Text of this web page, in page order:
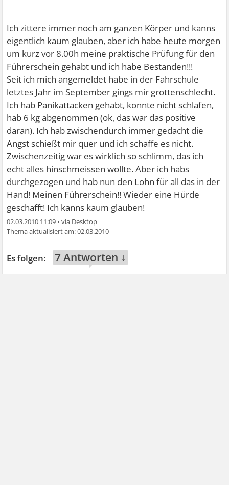
Ich zittere immer noch am ganzen Körper und kanns
eigentlich kaum glauben, aber ich habe heute morgen
um kurz vor 8.00h meine praktische Prüfung für den
Führerschein gehabt und ich habe Bestanden!!!
Seit ich mich angemeldet habe in der Fahrschule
letztes Jahr im September gings mir grottenschlecht.
Ich hab Panikattacken gehabt, konnte nicht schlafen,
hab 6 kg abgenommen (ok, das war das positive
daran). Ich hab zwischendurch immer gedacht die
Angst schießt mir quer und ich schaffe es nicht.
Zwischenzeitig war es wirklich so schlimm, das ich
echt alles hinschmeissen wollte. Aber ich habs
durchgezogen und hab nun den Lohn für all das in der
Hand! Meinen Führerschein!! Wieder eine Hürde
geschafft! Ich kanns kaum glauben!
02.03.2010 11:09 •
02.03.2010
7 Antworten ↓